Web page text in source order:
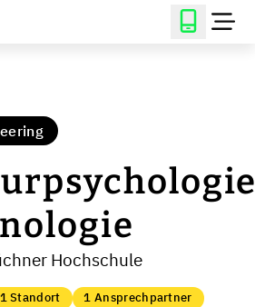
Hochschule
1 Standort 1 Ansprechpartner